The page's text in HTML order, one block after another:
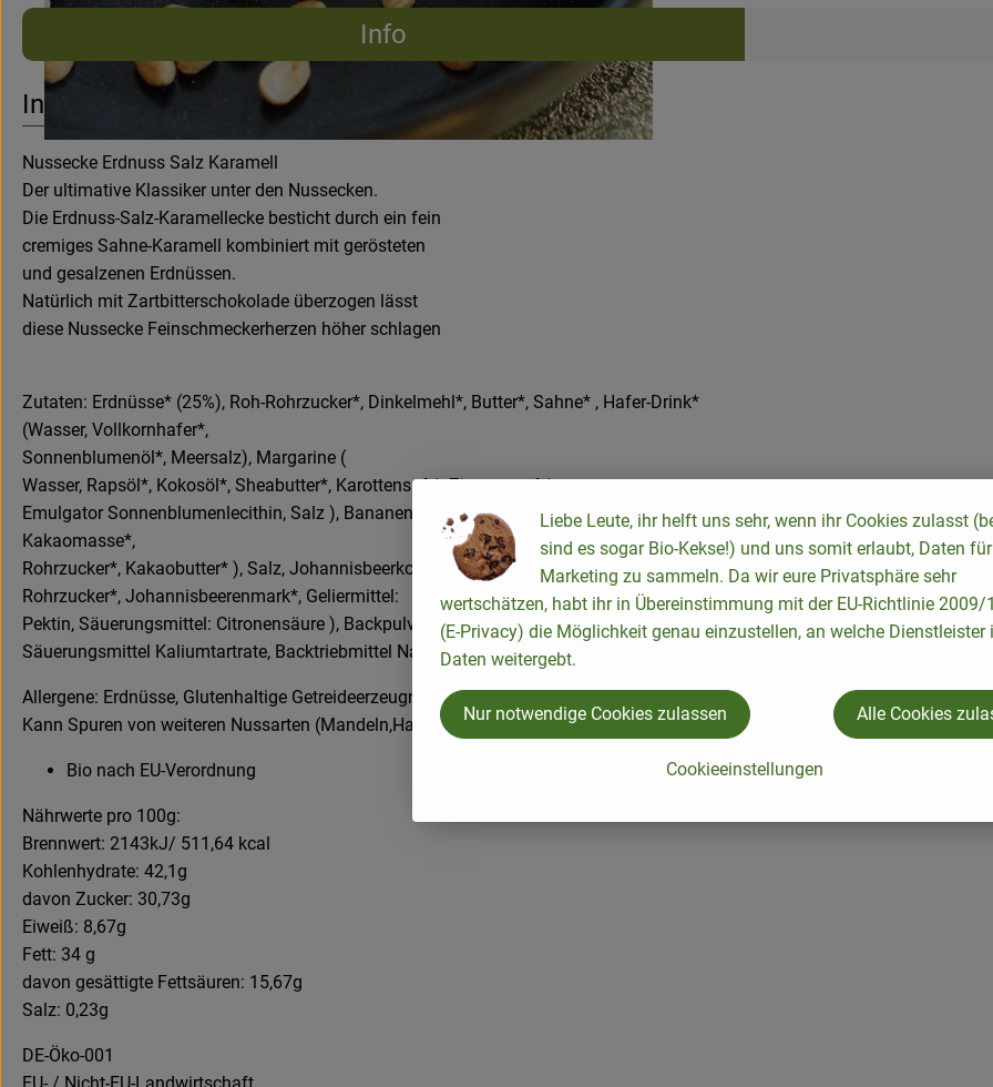
Rezepte
Info
Entdecke passende Rezepte
Es wurden keine passenden Rezepte gefunden.
Info
Nussecke Erdnuss Salz Karamell
Der ultimative Klassiker unter den Nussecken.
Die Erdnuss-Salz-Karamellecke besticht durch ein fein
cremiges Sahne-Karamell kombiniert mit gerösteten
und gesalzenen Erdnüssen.
Natürlich mit Zartbitterschokolade überzogen lässt
diese Nussecke Feinschmeckerherzen höher schlagen
Zutaten: Erdnüsse* (25%), Roh-Rohrzucker*, Dinkelmehl*, Butter*, Sahne* , Hafer-Drink*
(Wasser, Vollkornhafer*,
Sonnenblumenöl*, Meersalz), Margarine (
Wasser, Rapsöl*, Kokosöl*, Sheabutter*, Karottensaft*, Zitronensaft*,
Emulgator Sonnenblumenlecithin, Salz ), Bananen*, Zartbitter-Schokoladen-Kuvertüre (
Kakaomasse*,
Rohrzucker*, Kakaobutter* ), Salz, Johannisbeerkonfitüre (
Rohrzucker*, Johannisbeerenmark*, Geliermittel:
Pektin, Säuerungsmittel: Citronensäure ), Backpulver (
Säuerungsmittel Kaliumtartrate, Backtriebmittel Natron* )
Allergene: Erdnüsse, Glutenhaltige Getreideerzeugnisse, Milchprodukte
Kann Spuren von weiteren Nussarten (Mandeln,Haselnüssen, Walnüssen, Macadamianüssen, Pistazien) enthalten
Bio nach EU-Verordnung
Nährwerte pro 100g:
Brennwert: 2143kJ/ 511,64 kcal
Kohlenhydrate: 42,1g
davon Zucker: 30,73g
Eiweiß: 8,67g
Fett: 34 g
davon gesättigte Fettsäuren: 15,67g
Salz: 0,23g
DE-Öko-001
Liebe Leute, ihr helft uns sehr, wenn ihr Cookies zulasst
sind es sogar Bio-Kekse!) und uns somit erlaubt, Daten
Marketing zu sammeln. Da wir eure Privatsphäre sehr
wertschätzen, habt ihr in Übereinstimmung mit der EU-Richtlinie 2009/
(E-Privacy) die Möglichkeit genau einzustellen, an welche Dienstleister
Daten weitergebt.
Cookieeinstellungen
Nur notwendige Cookies zulassen Alle Cookies